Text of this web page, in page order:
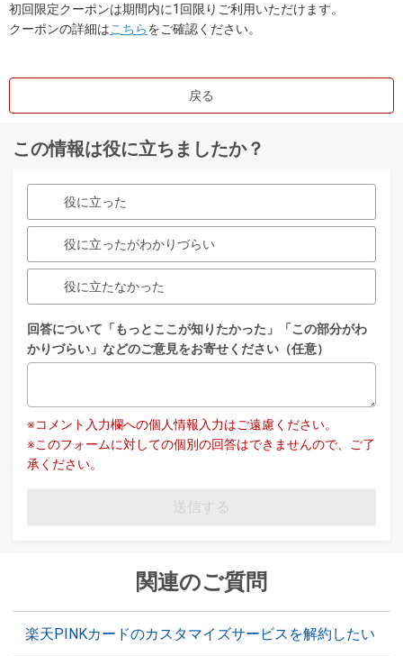
初回限定クーポンは期間内に1回限りご利用いただけます。
クーポンの詳細はこちらをご確認ください。
戻る
この情報は役に立ちましたか？
役に立った
役に立ったがわかりづらい
役に立たなかった
回答について「もっとここが知りたかった」「この部分がわ
かりづらい」などのご意見をお寄せください（任意）
※コメント入力欄への個人情報入力はご遠慮ください。
※このフォームに対しての個別の回答はできませんので、ご了
承ください。
送信する
関連のご質問
楽天PINKカードのカスタマイズサービスを解約したい